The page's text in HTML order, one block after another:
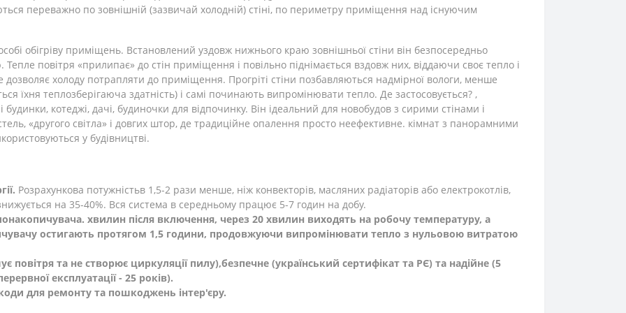
переважно по зовнішній (зазвичай холодній) стіні, по периметру приміщення над існуючим
обігріву приміщень. Встановлений уздовж нижнього краю зовнішньої стіни він безпосередньо
повітря «прилипає» до стін приміщення і повільно піднімається вздовж них, віддаючи своє тепло і
дозволяє холоду потрапляти до приміщення. Прогріті стіни позбавляються надмірної вологи, менше
їхня теплозберігаюча здатність) і самі починають випромінювати тепло. Де застосовується? ,
котеджі, дачі, будиночки для відпочинку. Він ідеальний для новобудов з сирими стінами і
«другого світла» і довгих штор, де традиційне опалення просто неефективне. кімнат з панорамними
у будівництві.
Розрахункова потужністьв 1,5-2 рази менше, ніж конвекторів, масляних радіаторів або електрокотлів,
знижується на 35-40%. Вся система в середньому працює 5-7 годин на добу.
хвилин після включення, через 20 хвилин виходять на робочу температуру, а
остигають протягом 1,5 години, продовжуючи випромінювати тепло з нульовою витратою
повітря та не створює циркуляції пилу),безпечне (український сертифікат та РЄ) та надійне (5
експлуатації - 25 років).
для ремонту та пошкоджень інтер'єру.